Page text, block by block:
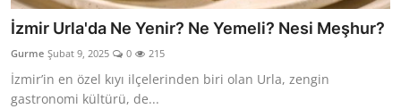
İzmir Urla'da Ne Yenir? Ne Yemeli? Nesi Meşhur?
Gurme Şubat 9, 2025 0 215
İzmir’in en özel kıyı ilçelerinden biri olan Urla, zengin
gastronomi kültürü, de...